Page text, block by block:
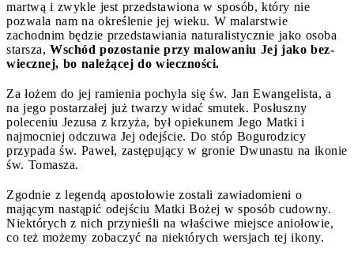
martwą i zwykle jest przedstawiona w sposób, który nie
pozwala nam na określenie jej wieku. W malarstwie
zachodnim będzie przedstawiania naturalistycznie jako osoba
starsza, Wschód pozostanie przy malowaniu Jej jako bez-
wiecznej, bo należącej do wieczności.
Za łożem do jej ramienia pochyla się św. Jan Ewangelista, a
na jego postarzałej już twarzy widać smutek. Posłuszny
poleceniu Jezusa z krzyża, był opiekunem Jego Matki i
najmocniej odczuwa Jej odejście. Do stóp Bogurodzicy
przypada św. Paweł, zastępujący w gronie Dwunastu na ikonie
św. Tomasza.
Zgodnie z legendą apostołowie zostali zawiadomieni o
mającym nastąpić odejściu Matki Bożej w sposób cudowny.
Niektórych z nich przynieśli na właściwe miejsce aniołowie,
co też możemy zobaczyć na niektórych wersjach tej ikony.